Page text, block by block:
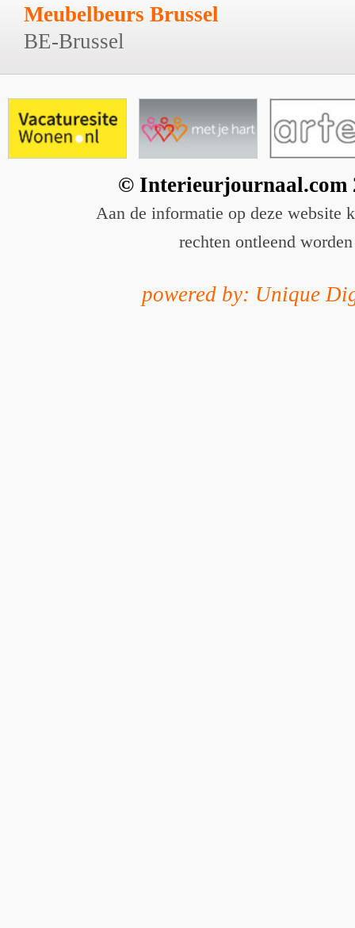
Meubelbeurs Brussel
BE-Brussel
© Interieurjournaal.com
Aan de informatie op deze website
rechten ontleend worden
powered by: Unique